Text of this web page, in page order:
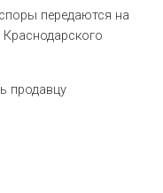
передаются на
продавцу